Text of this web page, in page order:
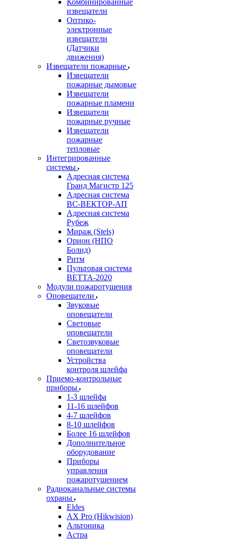
Комбинированные
извещатели
Оптико-
электронные
извещатели
(Датчики
движения)
Извещатели пожарные
Извещатели
пожарные дымовые
Извещатели
пожарные пламени
Извещатели
пожарные ручные
Извещатели
пожарные
тепловые
Интегрированные
системы
Адресная система
Гранд Магистр 125
Адресная система
ВС-ВЕКТОР-АП
Адресная система
Рубеж
Мираж (Stels)
Орион (НПО
Болид)
Ритм
Пультовая система
ВЕТТА-2020
Модули пожаротушения
Оповещатели
Звуковые
оповещатели
Световые
оповещатели
Светозвуковые
оповещатели
Устройства
контроля шлейфа
Приемо-контрольные
приборы
1-3 шлейфа
11-16 шлейфов
4-7 шлейфов
8-10 шлейфов
Более 16 шлейфов
Дополнительное
оборудование
Приборы
управления
пожаротушением
Радиоканальные системы
охраны
Eldes
AX Pro (Hikwision)
Альтоника
Астра